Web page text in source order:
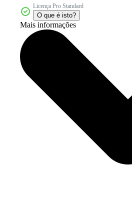
Licença Pro Standard
O que é isto?
Mais informações